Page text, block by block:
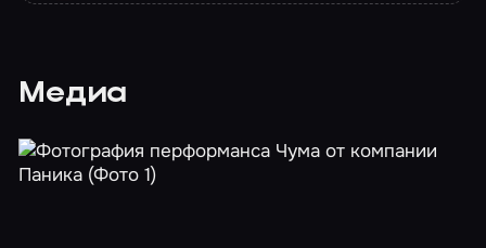
Медиа